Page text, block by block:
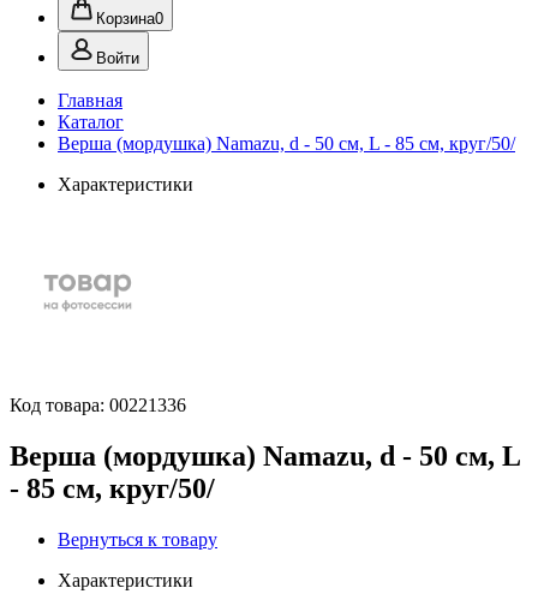
Корзина0
Войти
Главная
Каталог
Верша (мордушка) Namazu, d - 50 см, L - 85 см, круг/50/
Характеристики
Код товара: 00221336
Верша (мордушка) Namazu, d - 50 см, L
- 85 см, круг/50/
Вернуться к товару
Характеристики